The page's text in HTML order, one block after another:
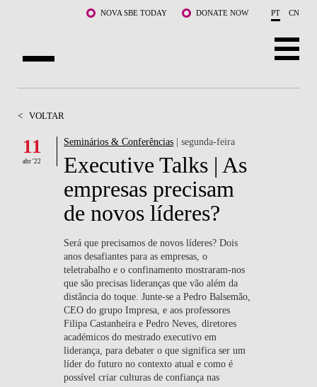
Saltar para o conteúdo principalNOVA SBE TODAY DONATE NOW PT CN
DOCENTES E INVESTIGAÇÃO
COMUNIDADE
WHAT'S HAPPENING
< VOLTAR
11
abr '22
Seminários & Conferências | segunda-feira
Executive Talks | As
empresas precisam
de novos líderes?
Será que precisamos de novos líderes? Dois
anos desafiantes para as empresas, o
teletrabalho e o confinamento mostraram-nos
que são precisas lideranças que vão além da
distância do toque. Junte-se a Pedro Balsemão,
CEO do grupo Impresa, e aos professores
Filipa Castanheira e Pedro Neves, diretores
académicos do mestrado executivo em
liderança, para debater o que significa ser um
líder do futuro no contexto atual e como é
possível criar culturas de confiança nas